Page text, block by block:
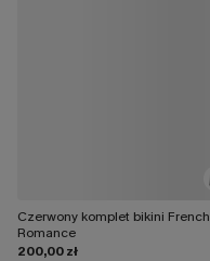
Czerwony komplet bikini French
Romance
200,00 zł